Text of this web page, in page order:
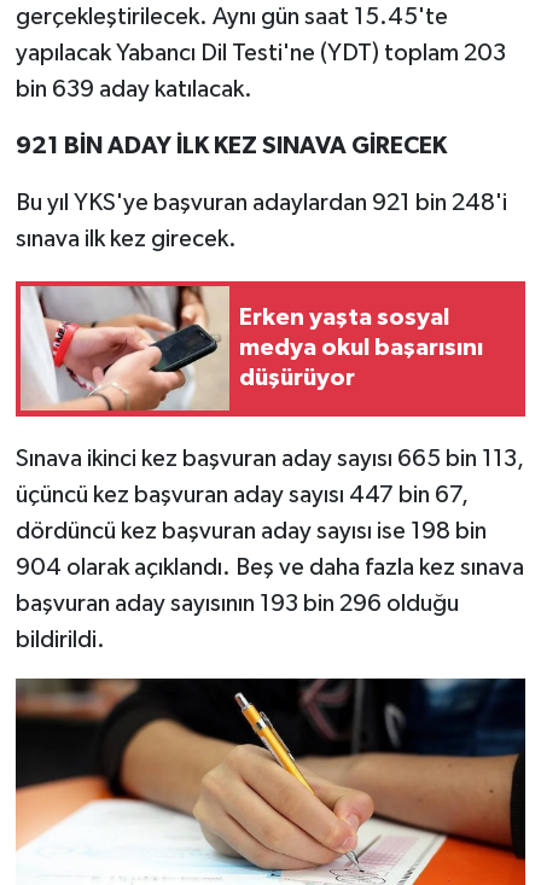
gerçekleştirilecek. Aynı gün saat 15.45'te
yapılacak Yabancı Dil Testi'ne (YDT) toplam 203
bin 639 aday katılacak.
921 BİN ADAY İLK KEZ SINAVA GİRECEK
Bu yıl YKS'ye başvuran adaylardan 921 bin 248'i
sınava ilk kez girecek.
Erken yaşta sosyal
medya okul başarısını
düşürüyor
Sınava ikinci kez başvuran aday sayısı 665 bin 113,
üçüncü kez başvuran aday sayısı 447 bin 67,
dördüncü kez başvuran aday sayısı ise 198 bin
904 olarak açıklandı. Beş ve daha fazla kez sınava
başvuran aday sayısının 193 bin 296 olduğu
bildirildi.
Pazarlar
Resmi İlan
Rüya Tabirleri
Şaphane
Simav
Spor
Tavşanlı
Teknoloji
Türkiye
Video Galeri
Yaşam
Yemek Tarifleri